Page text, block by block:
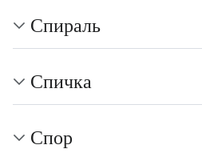
Спираль
Спичка
Спор